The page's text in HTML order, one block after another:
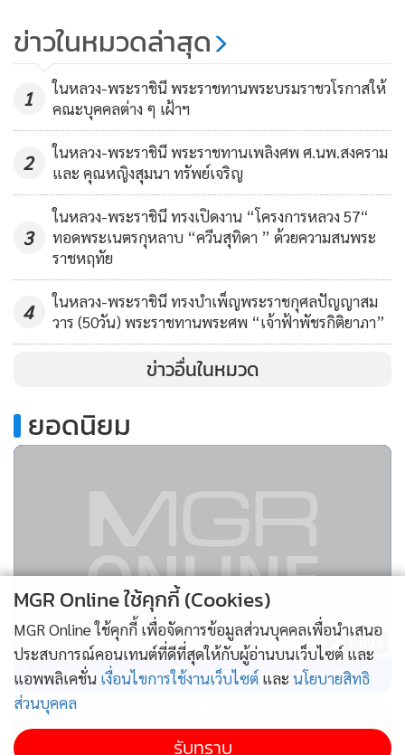
71
พระราชทานไปมอบแก่ผู้ประสบภัย
74
องคมนตรีมอบถุงยังชีพผู้ประสบภัย
น้ำท่วมใน อ.อรัญประเทศ
จ.สระแก้ว
ข่าวในหมวดล่าสุด
1
ในหลวง-พระราชินี พระราชทานพระบรมราชวโรกาสให้
คณะบุคคลต่าง ๆ เฝ้าฯ
2
ในหลวง-พระราชินี พระราชทานเพลิงศพ ศ.นพ.สงคราม
และ คุณหญิงสุมนา ทรัพย์เจริญ
3
ในหลวง-พระราชินี ทรงเปิดงาน “โครงการหลวง 57“
ทอดพระเนตรกุหลาบ “ควีนสุทิดา ” ด้วยความสนพระ
ราชหฤทัย
4
ในหลวง-พระราชินี ทรงบำเพ็ญพระราชกุศลปัญญาสม
วาร (50วัน) พระราชทานพระศพ “เจ้าฟ้าพัชรกิติยาภา”
ข่าวอื่นในหมวด
. ยอดนิยม
1,894
ในหลวง พระราชทานคำขวัญวันแม่แห่งชาติ 2569
MGR Online ใช้คุกกี้ (Cookies)
MGR Online ใช้คุกกี้ เพื่อจัดการข้อมูลส่วนบุคคลเพื่อนำเสนอ
ประสบการณ์คอนเทนต์ที่ดีที่สุดให้กับผู้อ่านบนเว็บไซต์ และ
แอพพลิเคชั่น เงื่อนไขการใช้งานเว็บไซต์ และ นโยบายสิทธิ
ส่วนบุคคล
รับทราบ